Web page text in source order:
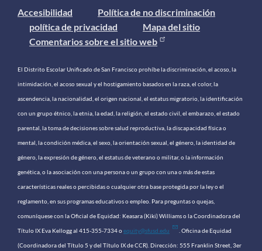
Accesibilidad
Política de no discriminación
política de privacidad
Mapa del sitio
Comentarios sobre el sitio web
El Distrito Escolar Unificado de San Francisco prohíbe la discriminación, el acoso, la
intimidación, el acoso sexual y el hostigamiento basados ​​en la raza, el color, la
ascendencia, la nacionalidad, el origen nacional, el estatus migratorio, la identificación
con un grupo étnico, la etnia, la edad, la religión, el estado civil, el embarazo, el estado
parental, la toma de decisiones sobre salud reproductiva, la discapacidad física o
mental, la condición médica, el sexo, la orientación sexual, el género, la identidad de
género, la expresión de género, el estatus de veterano o militar, o la información
genética, o la asociación con una persona o un grupo con una o más de estas
características reales o percibidas o cualquier otra base protegida por la ley o el
reglamento, en sus programas educativos o empleo. Para preguntas o quejas,
comuníquese con la Oficial de Equidad: Keasara (Kiki) Williams o la Coordinadora del
Título IX Eva Kellogg al 415-355-7334 oequity@sfusd.edu . Oficina de Equidad
(Coordinadora del Título 5 y del Título IX de CCR). Dirección: 555 Franklin Street, 3er